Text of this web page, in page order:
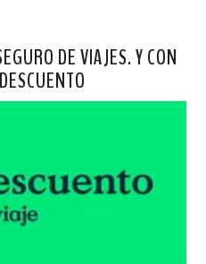
DE VIAJES. Y CON